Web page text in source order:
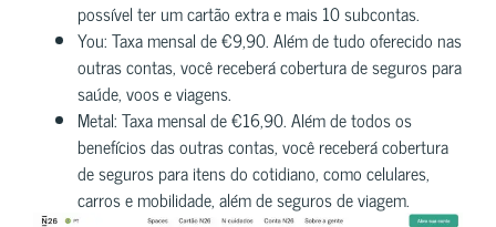
possível ter um cartão extra e mais 10 subcontas.
You: Taxa mensal de €9,90. Além de tudo oferecido nas
outras contas, você receberá cobertura de seguros para
saúde, voos e viagens.
Metal: Taxa mensal de €16,90. Além de todos os
benefícios das outras contas, você receberá cobertura
de seguros para itens do cotidiano, como celulares,
carros e mobilidade, além de seguros de viagem.